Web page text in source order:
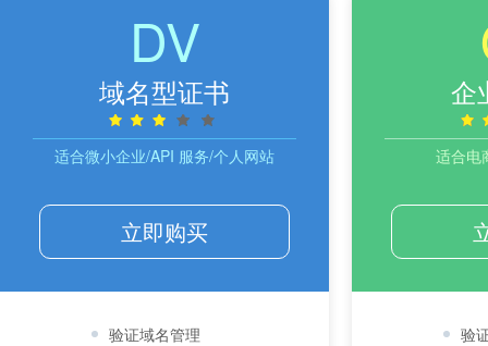
DV
域名型证书
适合微小企业/API 服务/个人网站
立即购买
验证域名管理
企
适合电
验